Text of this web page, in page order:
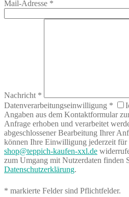
Mail-Adresse *
Nachricht *
Datenverarbeitungseinwilligung *
Angaben aus dem Kontaktformular
Anfrage erhoben und verarbeitet
abgeschlossener Bearbeitung Ihrer
können Ihre Einwilligung jederzeit
shop@teppich-kaufen-xxl.de
zum Umgang mit Nutzerdaten finden
Datenschutzerklärung.
* markierte Felder sind Pflichtfelder.